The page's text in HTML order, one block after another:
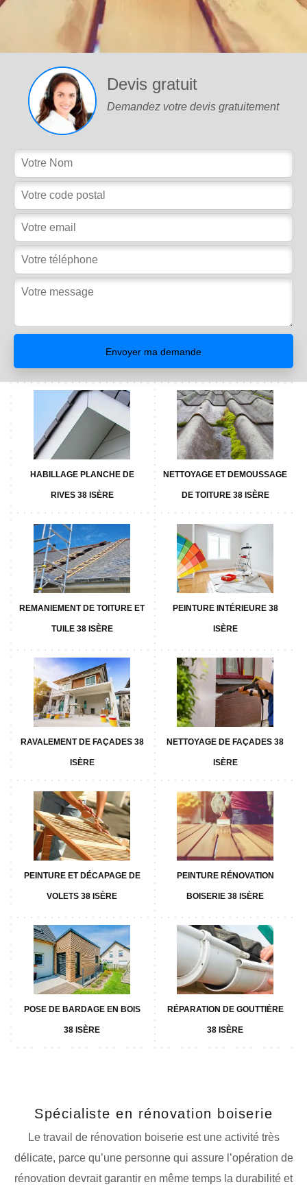
Devis gratuit
Demandez votre devis gratuitement
HABILLAGE PLANCHE DE
RIVES 38 ISÈRE
NETTOYAGE ET DEMOUSSAGE
DE TOITURE 38 ISÈRE
REMANIEMENT DE TOITURE ET
TUILE 38 ISÈRE
PEINTURE INTÉRIEURE 38
ISÈRE
RAVALEMENT DE FAÇADES 38
ISÈRE
NETTOYAGE DE FAÇADES 38
ISÈRE
PEINTURE ET DÉCAPAGE DE
VOLETS 38 ISÈRE
PEINTURE RÉNOVATION
BOISERIE 38 ISÈRE
POSE DE BARDAGE EN BOIS
38 ISÈRE
RÉPARATION DE GOUTTIÈRE
38 ISÈRE
Spécialiste en rénovation boiserie
Le travail de rénovation boiserie est une activité très
délicate, parce qu’une personne qui assure l’opération de
rénovation devrait garantir en même temps la durabilité et